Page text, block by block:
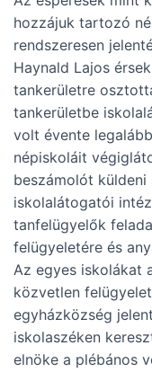
hozzájuk tartozó
rendszeresen
Haynald Lajos
tankerületre
tankerületbe
volt évente
népiskoláit
beszámolót
iskolalátogatói
tanfelügyelők
felügyeletére és
Az egyes iskolákat
közvetlen
egyházközség
iskolaszéken
elnöke a plébános